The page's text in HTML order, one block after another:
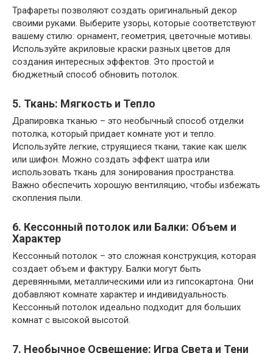
Трафареты позволяют создать оригинальный декор
своими руками. Выберите узоры, которые соответствуют
вашему стилю: орнамент, геометрия, цветочные мотивы.
Используйте акриловые краски разных цветов для
создания интересных эффектов. Это простой и
бюджетный способ обновить потолок.
5. Ткань: Мягкость и Тепло
Драпировка тканью – это необычный способ отделки
потолка, который придает комнате уют и тепло.
Используйте легкие, струящиеся ткани, такие как шелк
или шифон. Можно создать эффект шатра или
использовать ткань для зонирования пространства.
Важно обеспечить хорошую вентиляцию, чтобы избежать
скопления пыли.
6. Кессонный потолок или Балки: Объем и
Характер
Кессонный потолок – это сложная конструкция, которая
создает объем и фактуру. Балки могут быть
деревянными, металлическими или из гипсокартона. Они
добавляют комнате характер и индивидуальность.
Кессонный потолок идеально подходит для больших
комнат с высокой высотой.
7. Необычное Освещение: Игра Света и Тени